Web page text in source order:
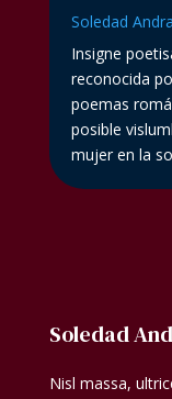
Soledad
Insigne
reconocida
poemas
posible
mujer en la
Soledad
Nisl massa,